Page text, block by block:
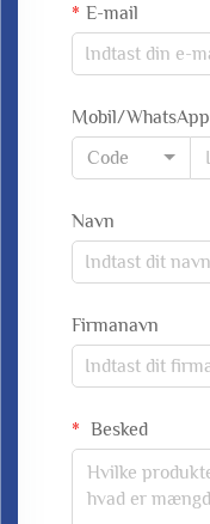
E-mail
Mobil/WhatsApp
Code
Navn
Firmanavn
Besked